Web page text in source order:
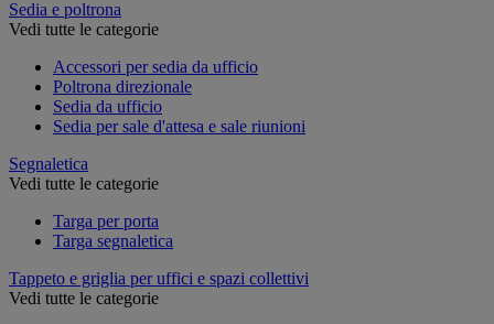
Sedia e poltrona
Vedi tutte le categorie
Accessori per sedia da ufficio
Poltrona direzionale
Sedia da ufficio
Sedia per sale d'attesa e sale riunioni
Segnaletica
Vedi tutte le categorie
Targa per porta
Targa segnaletica
Tappeto e griglia per uffici e spazi collettivi
Vedi tutte le categorie